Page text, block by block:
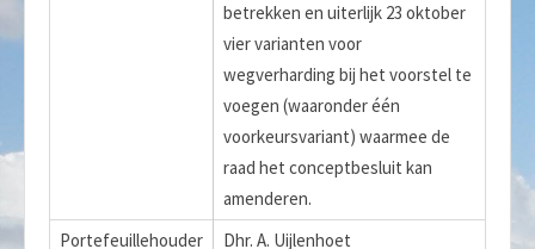
betrekken en uiterlijk 23 oktober
vier varianten voor
wegverharding bij het voorstel te
voegen (waaronder één
voorkeursvariant) waarmee de
raad het conceptbesluit kan
amenderen.
Portefeuillehouder
Dhr. A. Uijlenhoet